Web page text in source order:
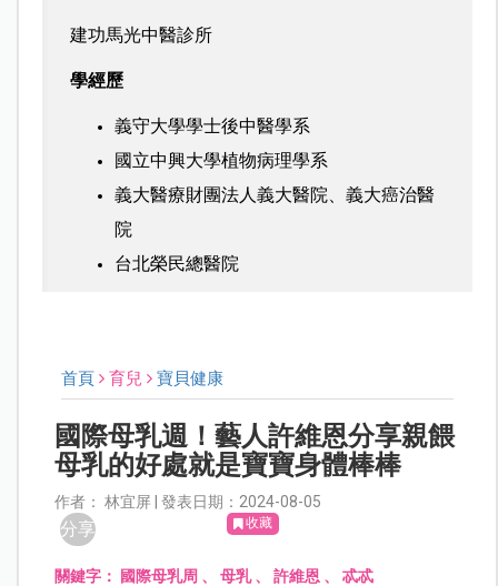
建功馬光中醫診所
學經歷
義守大學學士後中醫學系
國立中興大學植物病理學系
義大醫療財團法人義大醫院、義大癌治醫
院
台北榮民總醫院
首頁 育兒 寶貝健康
國際母乳週！藝人許維恩分享親餵
母乳的好處就是寶寶身體棒棒
作者： 林宜屏 | 發表日期：2024-08-05
分享 收藏
關鍵字： 國際母乳周 、母乳、許維恩 、忒忒